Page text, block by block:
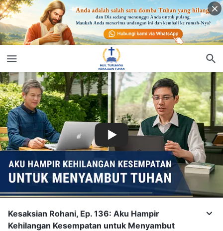
Kesaksian Rohani, Ep. 136: Aku Hampir
Kehilangan Kesempatan untuk Menyambut